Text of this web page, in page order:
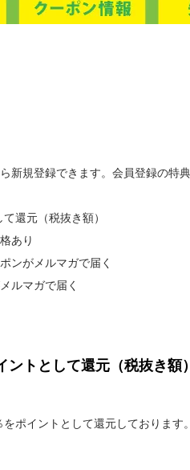
新規登録できます。会員登録の特
還元（税抜き額）
あり
ンがメルマガで届く
ルマガで届く
ントとして還元（税抜き額）
ポイントとして還元しております。